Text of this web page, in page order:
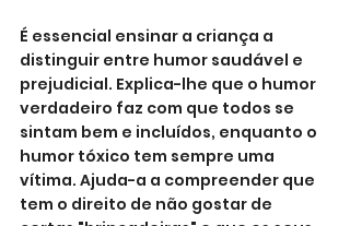
É essencial ensinar a criança a
distinguir entre humor saudável e
prejudicial. Explica-lhe que o humor
verdadeiro faz com que todos se
sintam bem e incluídos, enquanto o
humor tóxico tem sempre uma
vítima. Ajuda-a a compreender que
tem o direito de não gostar de